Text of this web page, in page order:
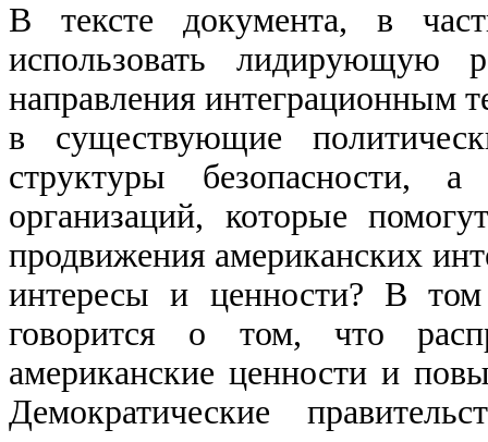
В тексте документа, в
использовать
направления интеграционным
в существующие
структуры безопасности,
организаций, которые
продвижения американских
интересы и ценности? В том
говорится о том, что
американские ценности и
Демократические